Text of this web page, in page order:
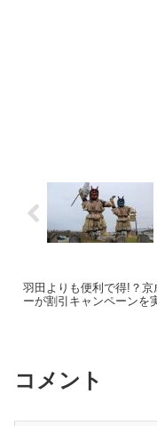
羽田よりも便利で得!？京
ーが割引キャンペーンを
コメント